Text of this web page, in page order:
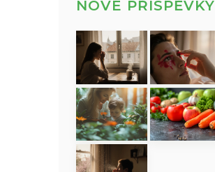
NOVÉ PŘÍSPĚVKY